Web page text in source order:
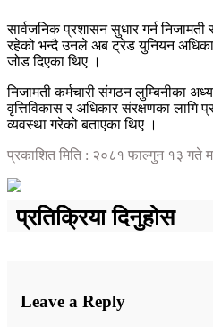
सार्वजनिक प्रशासन सुधार गर्न
रहेको भन्दै उनले अब ट्रेड युनियन
जोड दिएका थिए ।
निजामती कर्मचारी संगठन लुम्बिनीका
वृत्तिविकास र अधिकार संरक्षणका लागि
व्यवस्था गरेको बताएका थिए ।
प्रकाशित मिति : २०८१ फाल्गुन १३ गते
प्रतिक्रिया दिनुहोस
Leave a Reply